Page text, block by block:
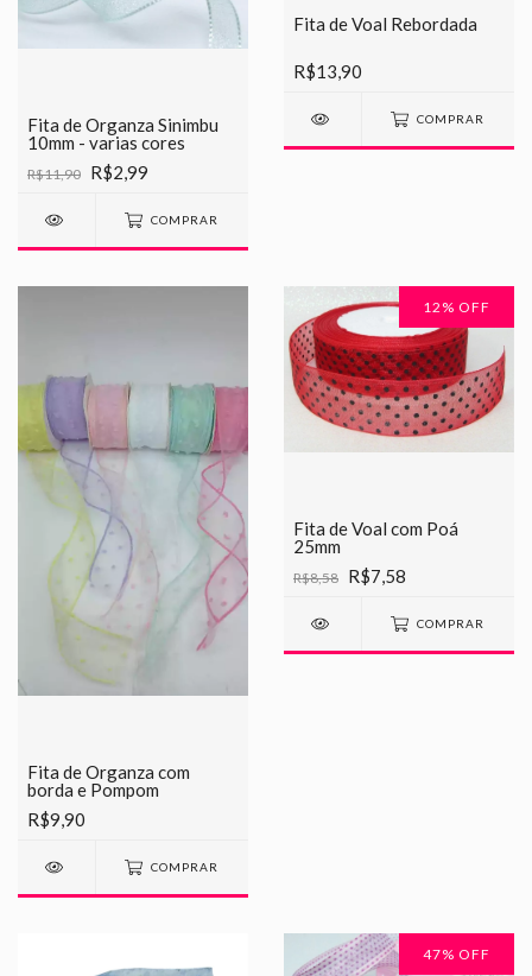
Fita de Organza Sinimbu
10mm - varias cores
R$11,90 R$2,99
COMPRAR
Fita de Voal Rebordada
R$13,90
COMPRAR
Fita de Organza com
borda e Pompom
R$9,90
COMPRAR
12 % OFF
Fita de Voal com Poá
25mm
R$8,58 R$7,58
COMPRAR
47% OFF